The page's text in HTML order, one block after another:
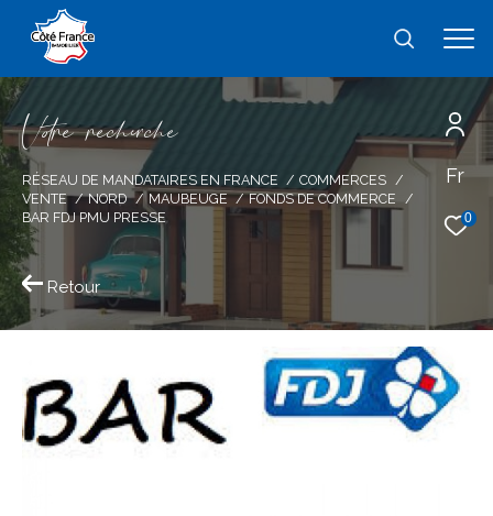
Fr
0
Vore recece
RÉSEAU DE MANDATAIRES EN FRANCE
COMMERCES
VENTE
NORD MAUBEUGE
FONDS DE COMMERCE
BAR FDJ PMU PRESSE
Retour
Effectuer une recherche
et trouver le bien qui correspond à vos
critères
Type
d'offre
Vente immobilier professionnel
Type
de
bien
type de bien